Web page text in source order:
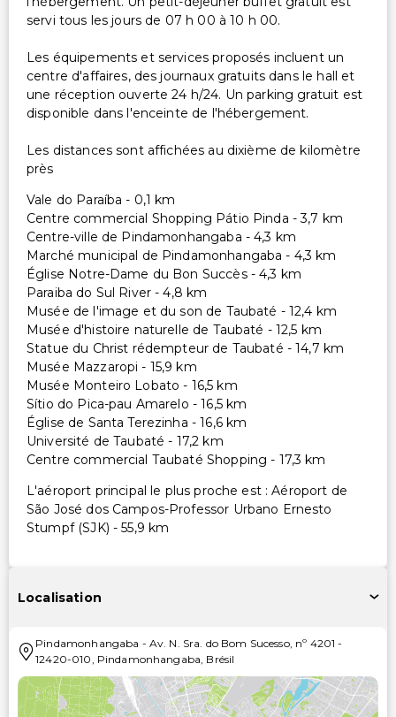
servi tous les jours de 07 h 00 à 10 h 00.
Les équipements et services proposés incluent un
centre d'affaires, des journaux gratuits dans le hall et
une réception ouverte 24 h/24. Un parking gratuit est
disponible dans l'enceinte de l'hébergement.
Les distances sont affichées au dixième de kilomètre
près
Vale do Paraíba - 0,1 km
Centre commercial Shopping Pátio Pinda - 3,7 km
Centre-ville de Pindamonhangaba - 4,3 km
Marché municipal de Pindamonhangaba - 4,3 km
Église Notre-Dame du Bon Succès - 4,3 km
Paraiba do Sul River - 4,8 km
Musée de l'image et du son de Taubaté - 12,4 km
Musée d'histoire naturelle de Taubaté - 12,5 km
Statue du Christ rédempteur de Taubaté - 14,7 km
Musée Mazzaropi - 15,9 km
Musée Monteiro Lobato - 16,5 km
Sítio do Pica-pau Amarelo - 16,5 km
Église de Santa Terezinha - 16,6 km
Université de Taubaté - 17,2 km
Centre commercial Taubaté Shopping - 17,3 km
L'aéroport principal le plus proche est : Aéroport de
São José dos Campos-Professor Urbano Ernesto
Stumpf (SJK) - 55,9 km
Localisation
Pindamonhangaba - Av. N. Sra. do Bom Sucesso, nº 4201 -
12420-010, Pindamonhangaba, Brésil